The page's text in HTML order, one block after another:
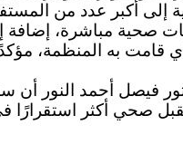
أكبر عدد من
مباشرة، إضافة
قامت به المنظمة،
فيصل أحمد النور أن
صحي أكثر استقرارًا